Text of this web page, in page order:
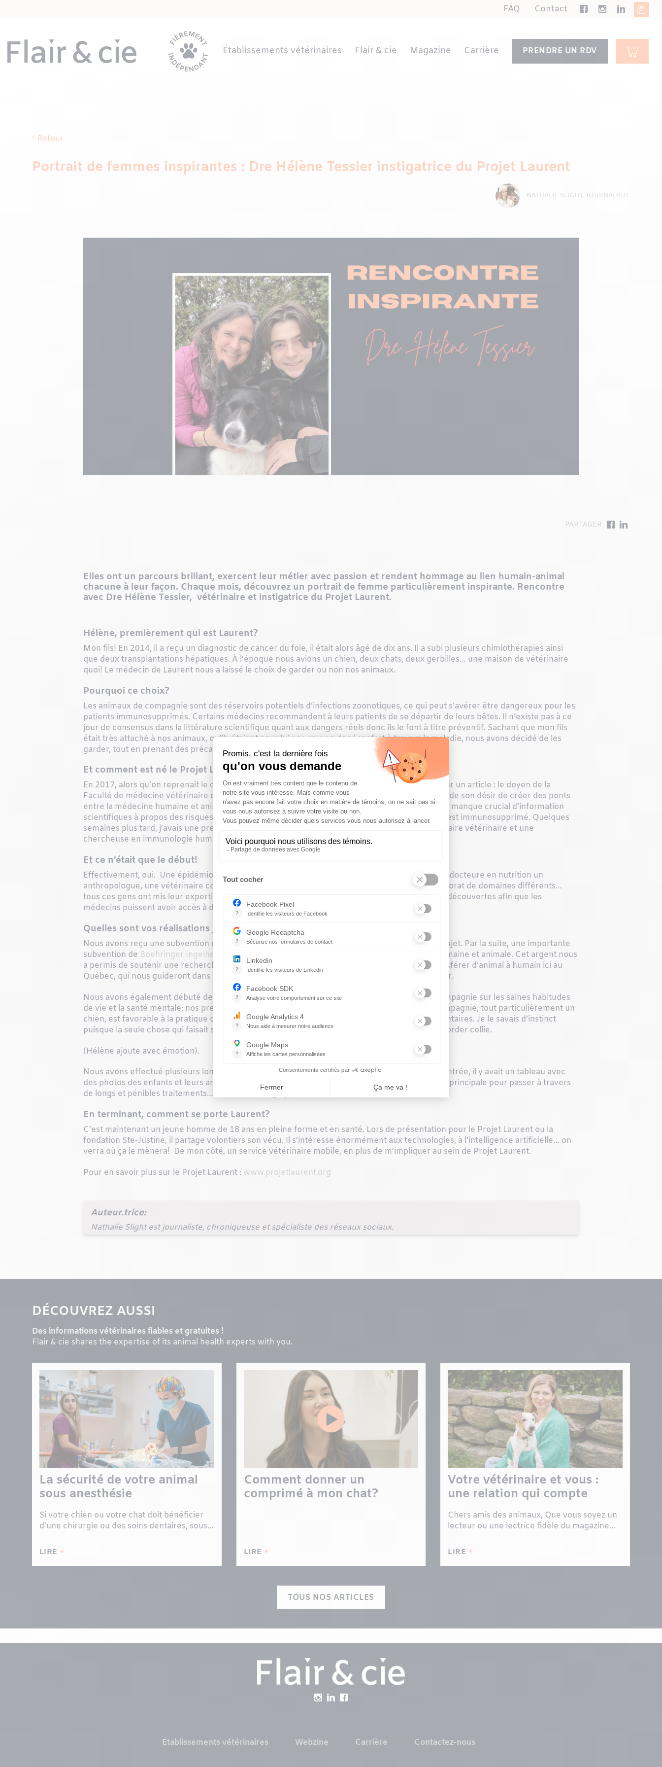
FAQ Contact
Établissements vétérinaires Flair & cie Magazine Carrière PRENDRE UN RDV
Retour
Portrait de femmes inspirantes : Dre Hélène Tessier instigatrice du Projet Laurent
NATHALIE SLIGHT, JOURNALISTE
Elles ont un parcours brillant, exercent leur métier avec passion et rendent hommage au lien humain-animal
chacune à leur façon. Chaque mois, découvrez un portrait de femme particulièrement inspirante. Rencontre
avec Dre Hélène Tessier, vétérinaire et instigatrice du Projet Laurent.
Hélène, premièrement qui est Laurent?
Mon fils! En 2014, il a reçu un diagnostic de cancer du foie, il était alors âgé de dix ans. Il a subi plusieurs chimiothérapies ainsi
que deux transplantations hépatiques. À l’époque nous avions un chien, deux chats, deux gerbilles… une maison de vétérinaire
quoi! Le médecin de Laurent nous a laissé le choix de garder ou non nos animaux.
Pourquoi ce choix?
Les animaux de compagnie sont des réservoirs potentiels d’infections zoonotiques, ce qui peut s’avérer être dangereux pour les
patients immunosupprimés. Certains médecins recommandent à leurs patients de se départir de leurs bêtes. Il n’existe pas à ce
jour de consensus dans la littérature scientifique quant aux dangers réels donc ils le font à titre préventif. Sachant que mon fils
était très attaché à nos animaux, qu’ils étaient pour lui une source de réconfort à travers la maladie, nous avons décidé de les
garder, tout en prenant des précautions supplémentaires.
Et comment est né le Projet Laurent?
En 2017, alors qu’on reprenait le contrôle de nos vies suite au tsunami cancer, je suis tombée sur un article : le doyen de la
Faculté de médecine vétérinaire de l’Université de Montréal, Monsieur Michel Carrier, y parlait de son désir de créer des ponts
entre la médecine humaine et animale. J’ai appelé mon ancien professeur, pour lui faire part du manque crucial d’information
scientifiques à propos des risques et bénéfices à posséder un animal de compagnie lorsqu’on est immunosupprimé. Quelques
semaines plus tard, j’avais une première rencontre avec un chercheur en parasitologie moléculaire vétérinaire et une
chercheuse en immunologie humaine.
Et ce n’était que le début!
Effectivement, oui. Une épidémiologiste spécialisée en activité physique et santé mentale, une docteure en nutrition un
anthropologue, une vétérinaire comportementaliste, plusieurs étudiants à la maîtrise et au doctorat de domaines différents…
tous ces gens ont mis leur expertise au service du Projet Laurent. Notre mission : partager nos découvertes afin que les
médecins puissent avoir accès à de l’information scientifique pour bien guider leurs patients.
Quelles sont vos réalisations jusqu’à présent?
Nous avons reçu une subvention de l’Univesité de Montréal qui nous a permis de débuter le projet. Par la suite, une importante
subvention de Boehringer Ingelheim
, une compagnie pharmaceutique qui a à cœur la santé humaine et animale. Cet argent nous
a permis de soutenir une recherche visant à identifier quels types de parasites peuvent se transférer d’animal à humain ici au
Québec, qui nous guideront dans le futur pour savoir quels vaccins et vermifuges recommander.
Nous avons également débuté des travaux pour documenter les bénéfices des animaux de compagnie sur les saines habitudes
de vie et la santé mentale; nos premiers résultats suggèrent que le fait d’avoir un animal de compagnie, tout particulièrement un
chien, est favorable à la pratique d’activité physique et à la réduction des comportements sédentaires. Je le savais d’instinct
puisque la seule chose qui faisait sortir et bouger Laurent après ses traitements, c’était notre Border collie.
(Hélène ajoute avec émotion).
Nous avons effectué plusieurs longs séjours à l’aile d’oncologie de l’Hôpital Sainte-Justine. À l’entrée, il y avait un tableau avec
des photos des enfants et leurs animaux. Pour plusieurs, ces petites bêtes étaient la motivation principale pour passer à travers
de longs et pénibles traitements… et avoir un congé pour revoir leurs animaux.
En terminant, comment se porte Laurent?
C’est maintenant un jeune homme de 18 ans en pleine forme et en santé. Lors de présentation pour le Projet Laurent ou la
fondation Ste-Justine, il partage volontiers son vécu. Il s’intéresse énormément aux technologies, à l’intelligence artificielle… on
verra où ça le mènera! De mon côté, un service vétérinaire mobile, en plus de m’impliquer au sein de Projet Laurent.
Pour en savoir plus sur le Projet Laurent : www.projetlaurent.org
Auteur.trice:
Nathalie Slight est journaliste, chroniqueuse et spécialiste des réseaux sociaux.
DÉCOUVREZ AUSSI
Des informations vétérinaires fiables et gratuites !
Flair & cie shares the expertise of its animal health experts with you.
La sécurité de votre animal
sous anesthésie
Si votre chien ou votre chat doit bénéficier
d’une chirurgie ou des soins dentaires, sous...
LIRE
Comment donner un
comprimé à mon chat?
LIRE
Votre vétérinaire et vous :
une relation qui compte
Chers amis des animaux, Que vous soyez un
lecteur ou une lectrice fidèle du magazine...
LIRE
TOUS NOS ARTICLES
Établissements vétérinaires Webzine Carrière Contactez-nous